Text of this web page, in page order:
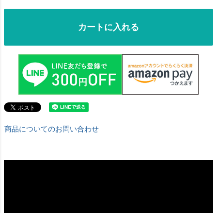
カートに入れる
商品についてのお問い合わせ